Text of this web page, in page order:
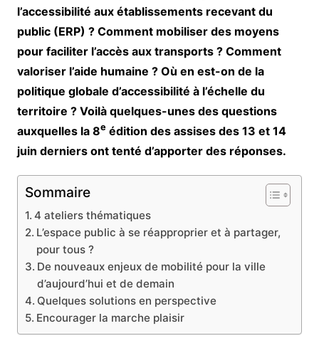
l’accessibilité aux établissements recevant du
public (ERP) ? Comment mobiliser des moyens
pour faciliter l’accès aux transports ? Comment
valoriser l’aide humaine ? Où en est-on de la
politique globale d’accessibilité à l’échelle du
territoire ? Voilà quelques-unes des questions
auxquelles la 8eédition des assises des 13 et 14
juin derniers ont tenté d’apporter des réponses.
Sommaire
4 ateliers thématiques
L’espace public à se réapproprier et à partager,
pour tous ?
De nouveaux enjeux de mobilité pour la ville
d’aujourd’hui et de demain
Quelques solutions en perspective
Encourager la marche plaisir